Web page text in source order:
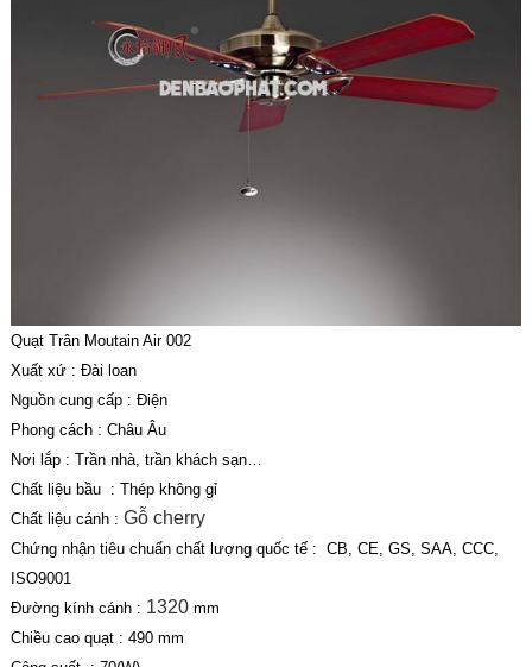
Quạt Trân Moutain Air 002
Xuất xứ : Đài loan
Nguồn cung cấp : Điện
Phong cách : Châu Âu
Nơi lắp : Trần nhà, trần khách sạn…
Chất liệu bầu : Thép không gỉ
Chất liệu cánh : Gỗ cherry
Chứng nhận tiêu chuẩn chất lượng quốc tế : CB, CE, GS, SAA, CCC,
ISO9001
Đường kính cánh : 1320mm
Chiều cao quạt : 490 mm